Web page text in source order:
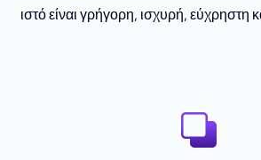
ιστό είναι γρήγορη, ισχυρή, εύχρηστη